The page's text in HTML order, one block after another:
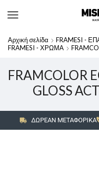
Αρχική σελίδα
FRAMESI -
FRAMESI - ΧΡΩΜΑ
FRAMCOLOR
GLOSS
ΔΩΡΕΑΝ ΜΕΤΑΦΟΡΙΚΑ